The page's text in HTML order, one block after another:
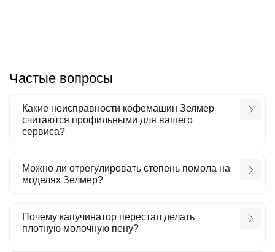
Частые вопросы
Какие неисправности кофемашин Зелмер
считаются профильными для вашего
сервиса?
Можно ли отрегулировать степень помола на
моделях Зелмер?
Почему капучинатор перестал делать
плотную молочную пену?